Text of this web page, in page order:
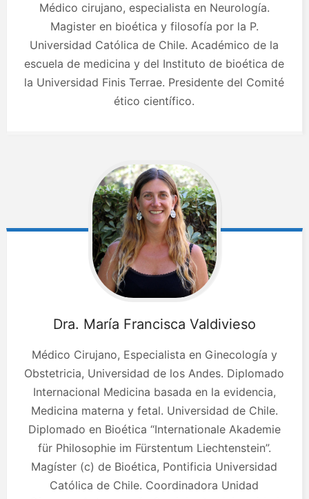
Médico cirujano, especialista en Neurología.
Magister en bioética y filosofía por la P.
Universidad Católica de Chile. Académico de la
escuela de medicina y del Instituto de bioética de
la Universidad Finis Terrae. Presidente del Comité
ético científico.
Dra. María Francisca Valdivieso
Médico Cirujano, Especialista en Ginecología y
Obstetricia, Universidad de los Andes. Diplomado
Internacional Medicina basada en la evidencia,
Medicina materna y fetal. Universidad de Chile.
Diplomado en Bioética “Internationale Akademie
für Philosophie im Fürstentum Liechtenstein”.
Magíster (c) de Bioética, Pontificia Universidad
Católica de Chile. Coordinadora Unidad